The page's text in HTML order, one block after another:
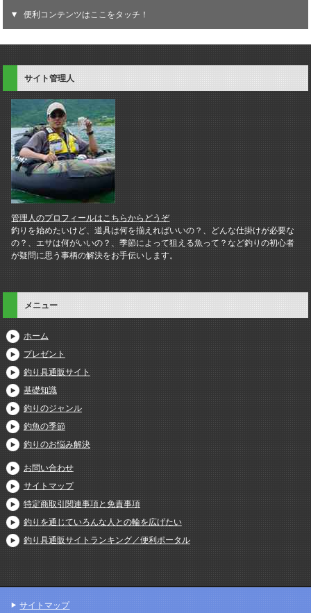
便利コンテンツはここをタッチ！
サイト管理人
管理人のプロフィールはこちらからどうぞ
釣りを始めたいけど、道具は何を揃えればいいの？、どんな仕掛けが必要な
の？、エサは何がいいの？、季節によって狙える魚って？など釣りの初心者
が疑問に思う事柄の解決をお手伝いします。
メニュー
ホーム
プレゼント
釣り具通販サイト
基礎知識
釣りのジャンル
釣魚の季節
釣りのお悩み解決
お問い合わせ
サイトマップ
特定商取引関連事項と免責事項
釣りを通じていろんな人との輪を広げたい
釣り具通販サイトランキング／便利ポータル
サイトマップ